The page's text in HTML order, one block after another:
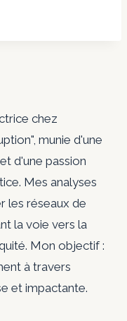
chez
munie d'une
d'une passion
Mes analyses
les réseaux de
la voie vers la
Mon objectif :
à travers
et impactante.